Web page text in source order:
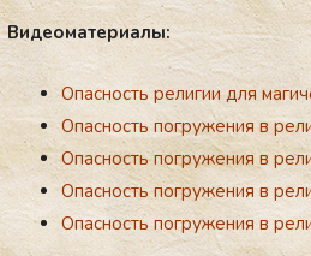
Ви­де­ома­те­ри­алы:
Опасность религии для
Опасность погружения в
Опасность погружения в
Опасность погружения в
Опасность погружения в